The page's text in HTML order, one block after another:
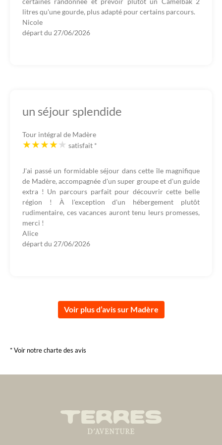
litres qu'une gourde, plus adapté pour certains parcours.
Nicole
départ du 27/06/2026
un séjour splendide
Tour intégral de Madère
satisfait *
J'ai passé un formidable séjour dans cette île magnifique
de Madère, accompagnée d'un super groupe et d'un guide
extra ! Un parcours parfait pour découvrir cette belle
région ! À l'exception d'un hébergement plutôt
rudimentaire, ces vacances auront tenu leurs promesses,
merci !
Alice
départ du 27/06/2026
Voir plus d’avis sur Madère
* Voir notre charte des avis